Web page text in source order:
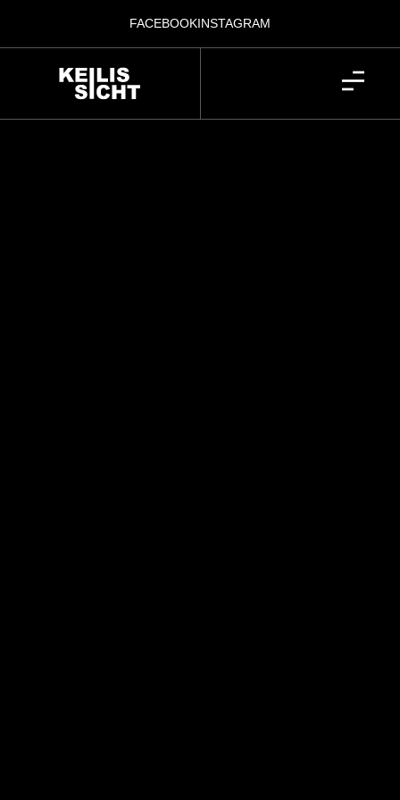
FACEBOOKINSTAGRAM